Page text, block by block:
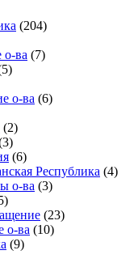
(204)
о-ва (7)
о-ва (6)
(2)
(6)
Республика (4)
о-ва (3)
(23)
о-ва (10)
(9)